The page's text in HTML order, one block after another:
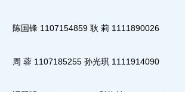
陈国锋 1107154859 耿 莉 1111890026
周 蓉 1107185255 孙光琪 1111914090